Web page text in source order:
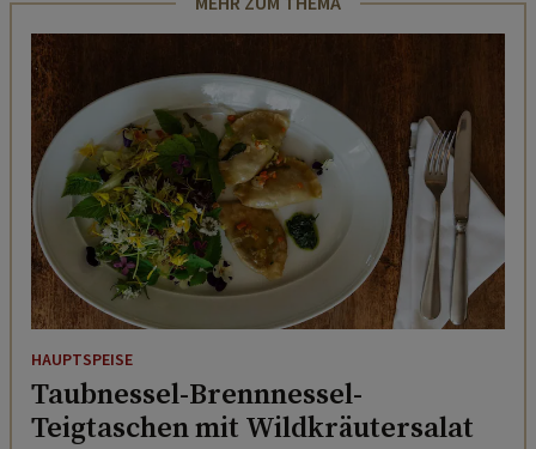
HAUPTSPEISE
Taubnessel-Brennnessel-
Teigtaschen mit Wildkräutersalat